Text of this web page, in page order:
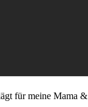
für meine Mama &